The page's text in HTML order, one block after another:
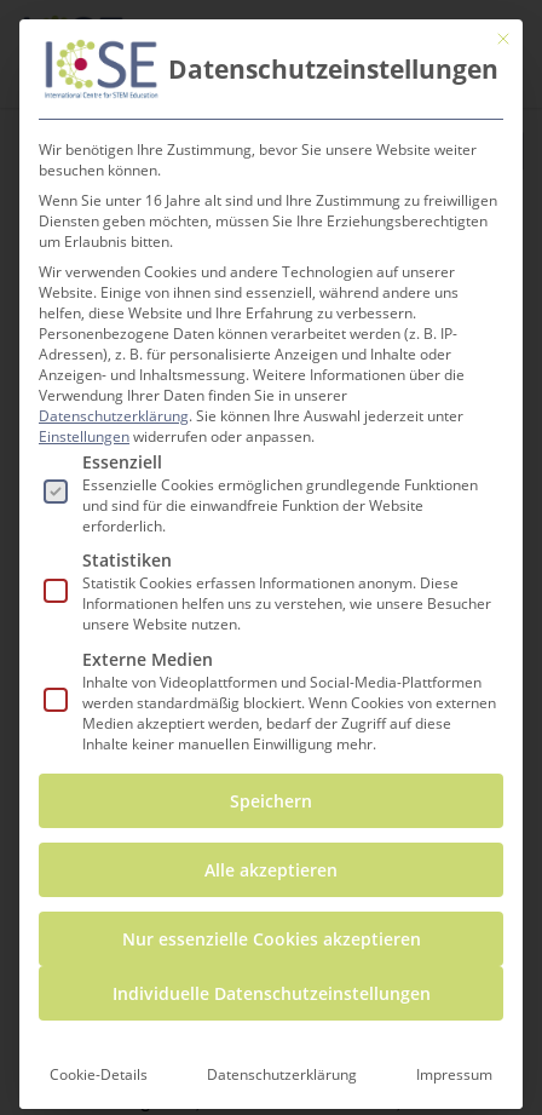
Skip
content
search
« Alle Veranstaltungen
3Druckraum
Mitmachnachmittage
8. März 2028 @ 15:00-17:00
Der 3Druckraum ist eine offene 3D-Druck-
Werkstatt nach dem Konzept eines
„Makerspaces“. Hier dreht sich alles rund um
Schüler*innen, Lehrkräfte und Familien
nutzen, um ihren eigenen Ideen
Mit
Datenschutzeinstellungen
Wir benötigen Ihre Zustimmung, bevor Sie unsere Website weiter
besuchen können.
Wenn Sie unter 16 Jahre alt sind und Ihre Zustimmung zu freiwilligen
Diensten geben möchten, müssen Sie Ihre Erziehungsberechtigten
um Erlaubnis bitten.
Wir verwenden Cookies und andere Technologien auf unserer
Website. Einige von ihnen sind essenziell, während andere uns
helfen, diese Website und Ihre Erfahrung zu verbessern.
Personenbezogene Daten können verarbeitet werden (z. B. IP-
Adressen), z. B. für personalisierte Anzeigen und Inhalte oder
Anzeigen- und Inhaltsmessung.Weitere Informationen über die
Verwendung Ihrer Daten finden Sie in unserer
Datenschutzerklärung.Sie können Ihre Auswahl jederzeit unter
Einstellungenwiderrufen oder anpassen.
Es folgt eine Liste der Service-Gruppen, für die
Essenziell
Essenzielle Cookies ermöglichen grundlegende Funktionen
und sind für die einwandfreie Funktion der Website
erforderlich.
Statistiken
Statistik Cookies erfassen Informationen anonym. Diese
Informationen helfen uns zu verstehen, wie unsere Besucher
unsere Website nutzen.
Externe Medien
Inhalte von Videoplattformen und Social-Media-Plattformen
werden standardmäßig blockiert. Wenn Cookies von externen
Medien akzeptiert werden, bedarf der Zugriff auf diese
Inhalte keiner manuellen Einwilligung mehr.
Speichern
Alle akzeptieren
Nur essenzielle Cookies akzeptieren
Individuelle Datenschutzeinstellungen
Cookie-Details Datenschutzerklärung Impressum